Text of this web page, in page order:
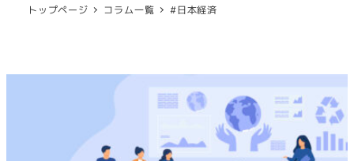
トップページ コラム一覧 #日本経済